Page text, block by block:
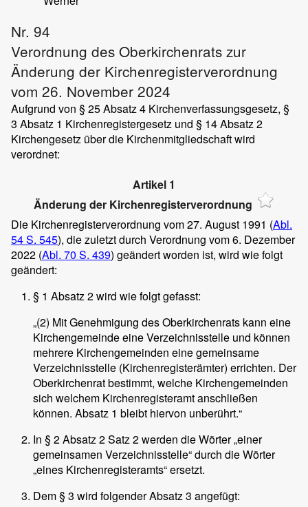
Nr. 94
Verordnung des Oberkirchenrats zur
Änderung der Kirchenregisterverordnung
vom 26. November 2024
Aufgrund von § 25 Absatz 4 Kirchenverfassungsgesetz, §
3 Absatz 1 Kirchenregistergesetz und § 14 Absatz 2
Kirchengesetz über die Kirchenmitgliedschaft wird
verordnet:
Artikel 1
Änderung der Kirchenregisterverordnung
Die Kirchenregisterverordnung vom 27. August 1991 (Abl.
54 S. 545), die zuletzt durch Verordnung vom 6. Dezember
2022 (Abl. 70 S. 439) geändert worden ist, wird wie folgt
geändert:
§ 1 Absatz 2 wird wie folgt gefasst:
„(2) Mit Genehmigung des Oberkirchenrats kann eine
Kirchengemeinde eine Verzeichnisstelle und können
mehrere Kirchengemeinden eine gemeinsame
Verzeichnisstelle (Kirchenregisterämter) errichten. Der
Oberkirchenrat bestimmt, welche Kirchengemeinden
sich welchem Kirchenregisteramt anschließen
können. Absatz 1 bleibt hiervon unberührt.“
In § 2 Absatz 2 Satz 2 werden die Wörter „einer
gemeinsamen Verzeichnisstelle“ durch die Wörter
„eines Kirchenregisteramts“ ersetzt.
Dem § 3 wird folgender Absatz 3 angefügt: